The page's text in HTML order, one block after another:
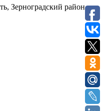
Зерноградский район, х.